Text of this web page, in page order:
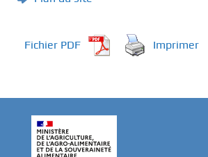
Fichier PDF Imprimer